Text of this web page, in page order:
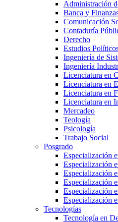
Administración
Banca y
Comunicación
Contaduría
Derecho
Estudios
Ingeniería de
Ingeniería
Licenciatura en
Licenciatura en
Licenciatura en
Licenciatura en
Mercadeo
Teología
Psicología
Trabajo Social
Posgrado
Especialización
Especialización
Especialización
Especialización
Especialización
Especialización
Tecnologías
Tecnología en